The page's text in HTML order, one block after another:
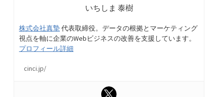
いちしま 泰樹
株式会社真摯代表取締役。データの根拠とマーケティング
視点を軸に企業のWebビジネスの改善を支援しています。
プロフィール詳細
cinci.jp/